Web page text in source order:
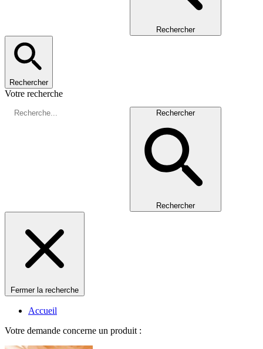
Rechercher
Rechercher
Votre recherche
Rechercher
Rechercher
Fermer la recherche
Accueil
Votre demande concerne un produit :